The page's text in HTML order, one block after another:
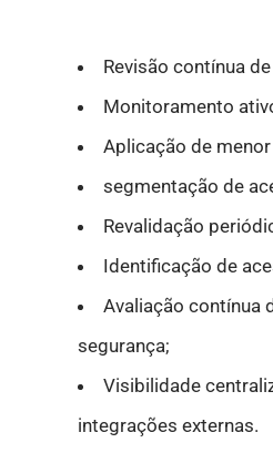
Revisão contínua
Monitoramento
Aplicação de
segmentação de
Revalidação
Identificação de
Avaliação contínua
segurança;
Visibilidade
integrações externas.